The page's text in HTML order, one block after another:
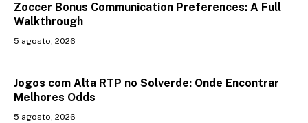
Zoccer Bonus Communication Preferences: A Full
Walkthrough
5 agosto, 2026
Jogos com Alta RTP no Solverde: Onde Encontrar
Melhores Odds
5 agosto, 2026